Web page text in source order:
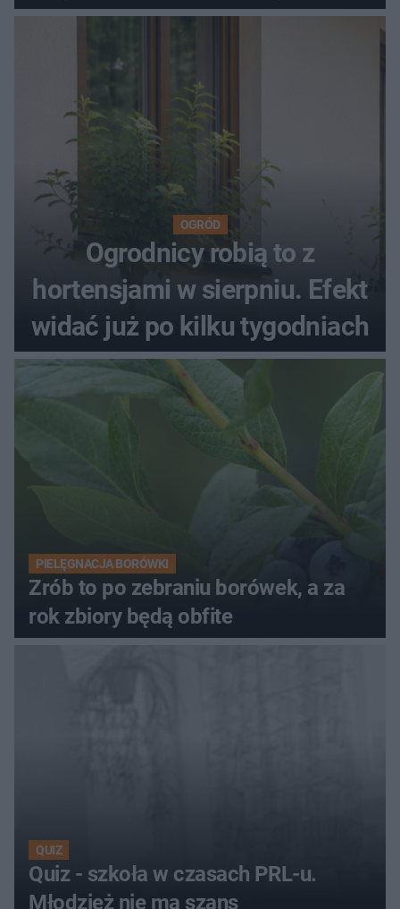
OGRÓD
Ogrodnicy robią to z
hortensjami w sierpniu. Efekt
widać już po kilku tygodniach
PIELĘGNACJA BORÓWKI
Zrób to po zebraniu borówek, a za
rok zbiory będą obfite
QUIZ
Quiz - szkoła w czasach PRL-u.
Młodzież nie ma szans